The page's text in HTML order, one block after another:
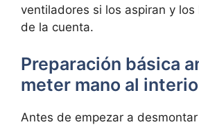
ventiladores si los aspiran y los
de la cuenta.
Preparación básica
meter mano al
Antes de empezar a